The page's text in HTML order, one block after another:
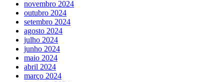
novembro 2024
outubro 2024
setembro 2024
agosto 2024
julho 2024
junho 2024
maio 2024
abril 2024
março 2024